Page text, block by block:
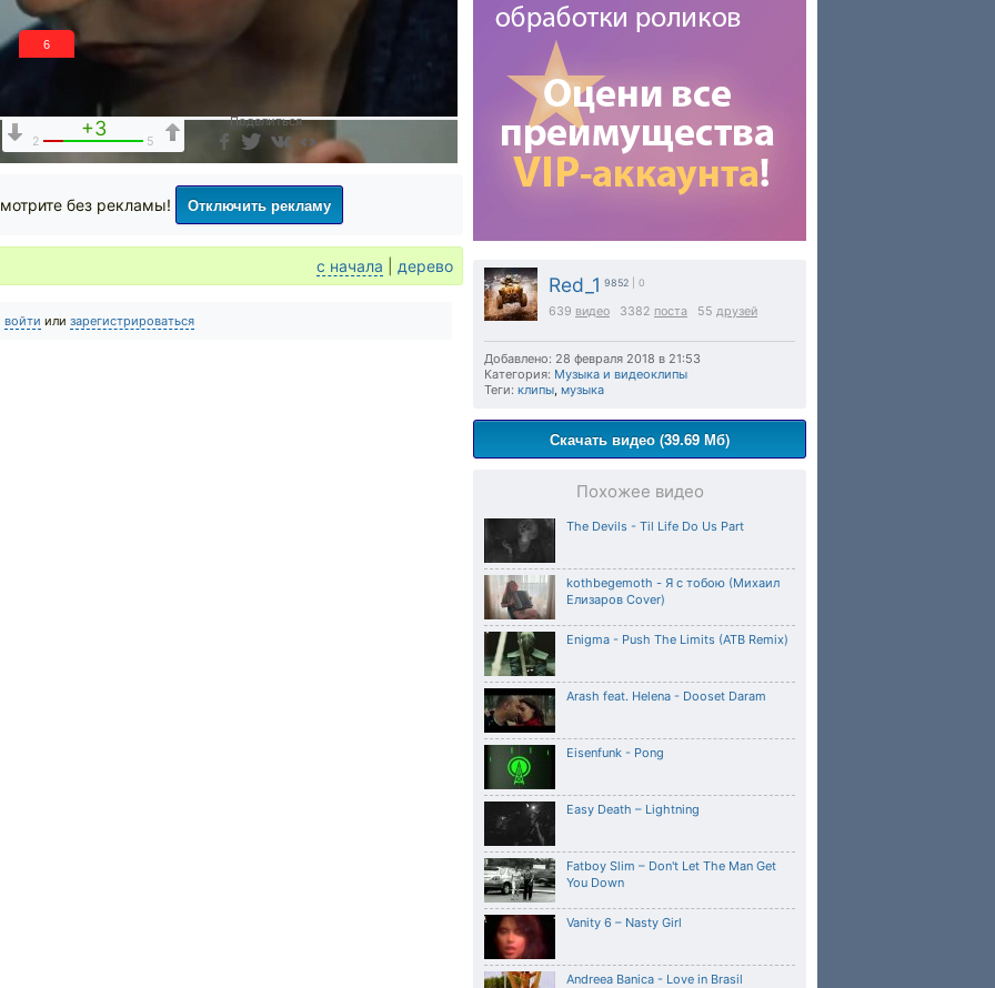
5
+3
2 5
Поделиться
Red_1 9852 | 0
639 видео 3382 поста 55 друзей
Добавлено: 28 февраля 2018 в 21:53
Категория: Музыка и видеоклипы
Теги: клипы, музыка
Скачать видео (39.69 Мб)
Похожее видео
The Devils - Til Life Do Us Part
kothbegemoth - Я с тобою (Михаил
Елизаров Cover)
Enigma - Push The Limits (ATB Remix)
Arash feat. Helena - Dooset Daram
Eisenfunk - Pong
Easy Death – Lightning
Fatboy Slim – Don't Let The Man Get
You Down
Vanity 6 – Nasty Girl
Andreea Banica - Love in Brasil
без рекламы! Отключить рекламу
с начала дерево
войти или зарегистрироваться